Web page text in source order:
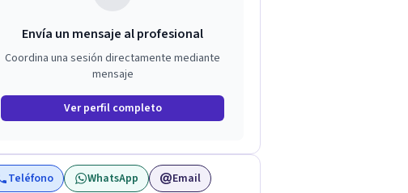
Envía un mensaje al profesional
Coordina una sesión directamente mediante
mensaje
Ver perfil completo
Teléfono WhatsApp Email